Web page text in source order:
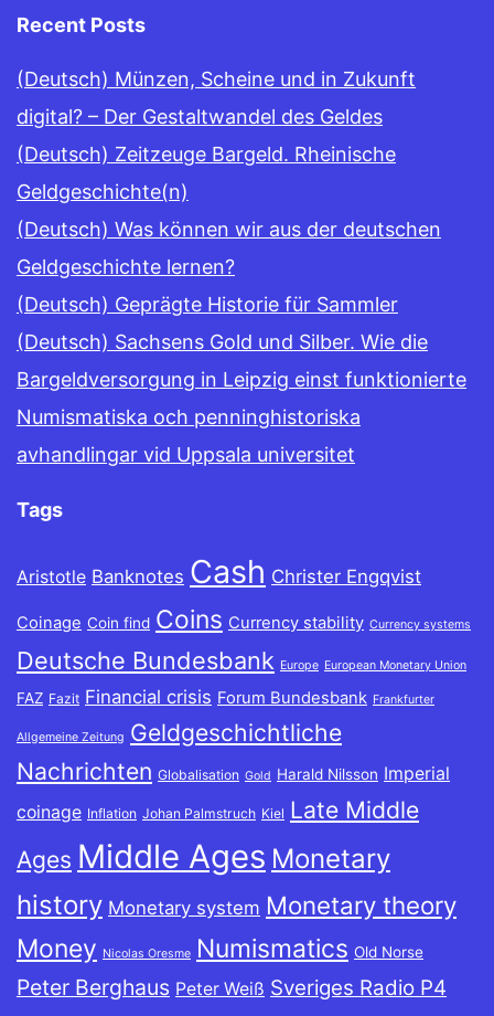
Recent Posts
(Deutsch) Münzen, Scheine und in Zukunft
digital? – Der Gestaltwandel des Geldes
(Deutsch) Zeitzeuge Bargeld. Rheinische
Geldgeschichte(n)
(Deutsch) Was können wir aus der deutschen
Geldgeschichte lernen?
(Deutsch) Geprägte Historie für Sammler
(Deutsch) Sachsens Gold und Silber. Wie die
Bargeldversorgung in Leipzig einst funktionierte
Numismatiska och penninghistoriska
avhandlingar vid Uppsala universitet
Tags
Aristotle Banknotes Cash Christer Engqvist
Coinage Coin find Coins Currency stability Currency systems
Deutsche Bundesbank Europe European Monetary Union
FAZ Fazit Financial crisis Forum Bundesbank Frankfurter
Allgemeine Zeitung Geldgeschichtliche
Nachrichten Globalisation Gold Harald Nilsson Imperial
coinage Inflation Johan Palmstruch Kiel Late Middle
Ages Middle Ages Monetary
history Monetary system Monetary theory
Money Nicolas Oresme Numismatics Old Norse
Peter Berghaus Peter Weiß Sveriges Radio P4